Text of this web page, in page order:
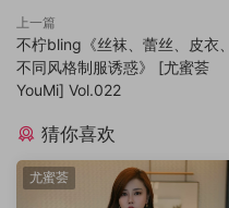
上一篇
不柠bling《丝袜、蕾丝、皮衣、
不同风格制服诱惑》 [尤蜜荟
YouMi] Vol.022
猜你喜欢
尤蜜荟